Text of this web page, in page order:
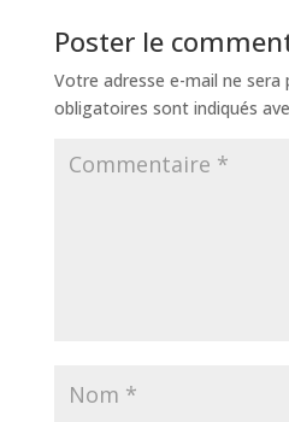
Poster le
Votre adresse e-mail ne sera
obligatoires sont indiqués